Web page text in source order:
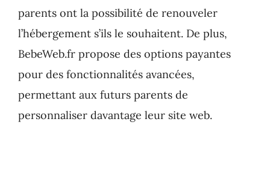
parents ont la possibilité de renouveler
l’hébergement s’ils le souhaitent. De plus,
BebeWeb.fr propose des options payantes
pour des fonctionnalités avancées,
permettant aux futurs parents de
personnaliser davantage leur site web.